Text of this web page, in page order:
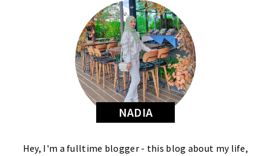
NADIA
Hey, I'm a fulltime blogger - this blog about my life,